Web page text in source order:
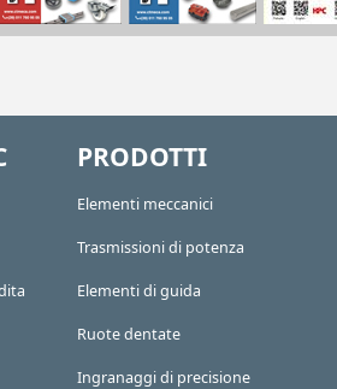
PRODOTTI
Elementi meccanici
Trasmissioni di potenza
Elementi di guida
Ruote dentate
Ingranaggi di precisione